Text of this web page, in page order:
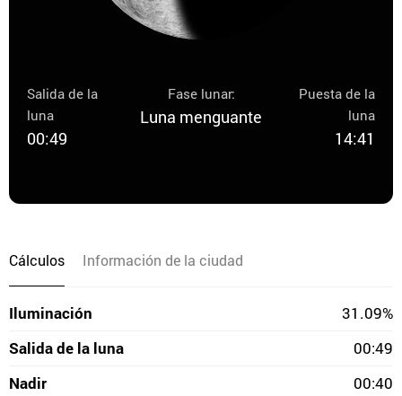
Salida de la
luna
00:49
Fase lunar:
Luna menguante
Puesta de la
luna
14:41
Cálculos Información de la ciudad
Iluminación
31.09%
Salida de la luna
00:49
Nadir
00:40